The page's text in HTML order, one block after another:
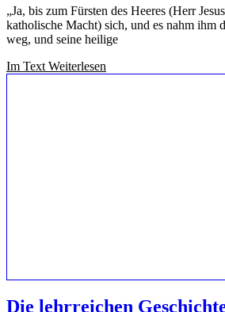
„Ja, bis zum Fürsten des Heeres (Herr
katholische Macht) sich, und es nahm ihm
weg, und seine heilige
Im Text Weiterlesen
Die lehrreichen